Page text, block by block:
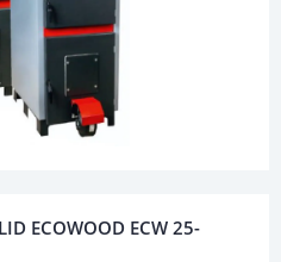
ECOWOOD ECW 25-